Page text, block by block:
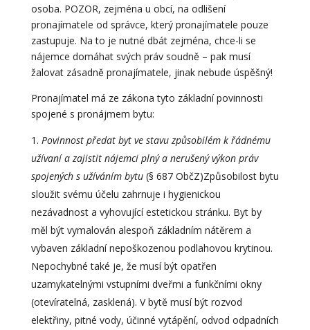
osoba. POZOR, zejména u obcí, na odlišení
pronajímatele od správce, který pronajímatele pouze
zastupuje. Na to je nutné dbát zejména, chce-li se
nájemce domáhat svých práv soudně – pak musí
žalovat zásadně pronajímatele, jinak nebude úspěšný!
Pronajímatel má ze zákona tyto základní povinnosti
spojené s pronájmem bytu:
Povinnost předat byt ve stavu způsobilém k řádnému
užívaní a zajistit nájemci plný a nerušený výkon práv
spojených s užíváním bytu(§ 687 ObčZ)Způsobilost bytu
sloužit svému účelu zahrnuje i hygienickou
nezávadnost a vyhovující estetickou stránku. Byt by
měl být vymalován alespoň základním nátěrem a
vybaven základní nepoškozenou podlahovou krytinou.
Nepochybné také je, že musí být opatřen
uzamykatelnými vstupními dveřmi a funkčními okny
(otevíratelná, zasklená). V bytě musí být rozvod
elektřiny, pitné vody, účinné vytápění, odvod odpadních